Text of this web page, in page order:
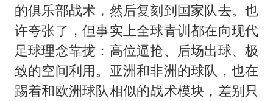
的俱乐部战术，然后复刻到国家队去。也
许夸张了，但事实上全球青训都在向现代
足球理念靠拢：高位逼抢、后场出球、极
致的空间利用。亚洲和非洲的球队，也在
踢着和欧洲球队相似的战术模块，差别只